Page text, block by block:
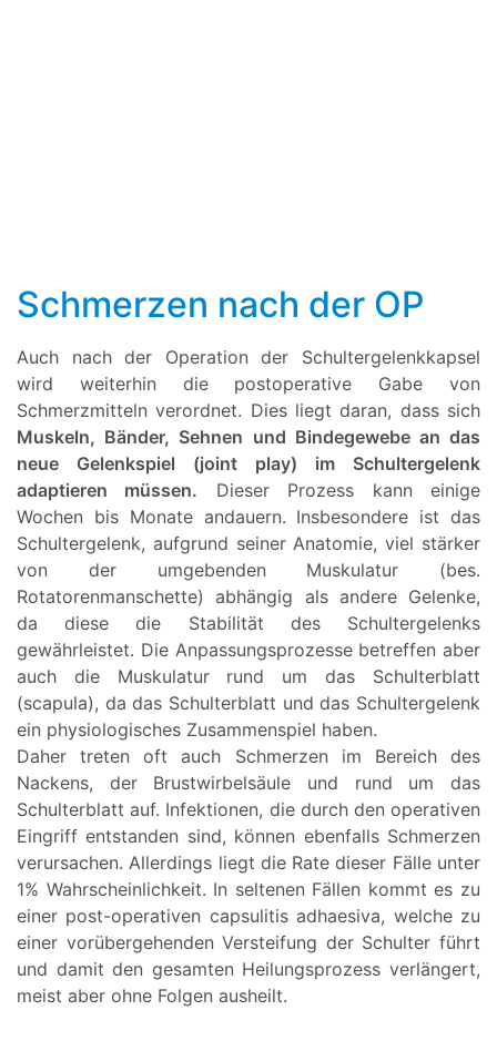
Schmerzen nach der OP
Auch nach der Operation der Schultergelenkkapsel
wird weiterhin die postoperative Gabe von
Schmerzmitteln verordnet. Dies liegt daran, dass sich
Muskeln, Bänder, Sehnen und Bindegewebe an das
neue Gelenkspiel (joint play) im Schultergelenk
adaptieren müssen. Dieser Prozess kann einige
Wochen bis Monate andauern. Insbesondere ist das
Schultergelenk, aufgrund seiner Anatomie, viel stärker
von der umgebenden Muskulatur (bes.
Rotatorenmanschette) abhängig als andere Gelenke,
da diese die Stabilität des Schultergelenks
gewährleistet. Die Anpassungsprozesse betreffen aber
auch die Muskulatur rund um das Schulterblatt
(scapula), da das Schulterblatt und das Schultergelenk
ein physiologisches Zusammenspiel haben.
Daher treten oft auch Schmerzen im Bereich des
Nackens, der Brustwirbelsäule und rund um das
Schulterblatt auf. Infektionen, die durch den operativen
Eingriff entstanden sind, können ebenfalls Schmerzen
verursachen. Allerdings liegt die Rate dieser Fälle unter
1% Wahrscheinlichkeit. In seltenen Fällen kommt es zu
einer post-operativen capsulitis adhaesiva, welche zu
einer vorübergehenden Versteifung der Schulter führt
und damit den gesamten Heilungsprozess verlängert,
meist aber ohne Folgen ausheilt.